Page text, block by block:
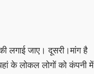
लगाई जाए। दूसरी।मांग है
के लोकल लोगों को कंपनी में